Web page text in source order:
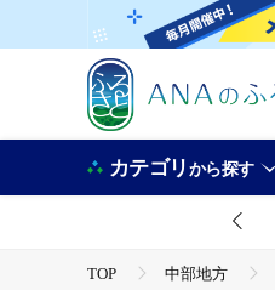
カテゴリから探す
TOP 中部地方